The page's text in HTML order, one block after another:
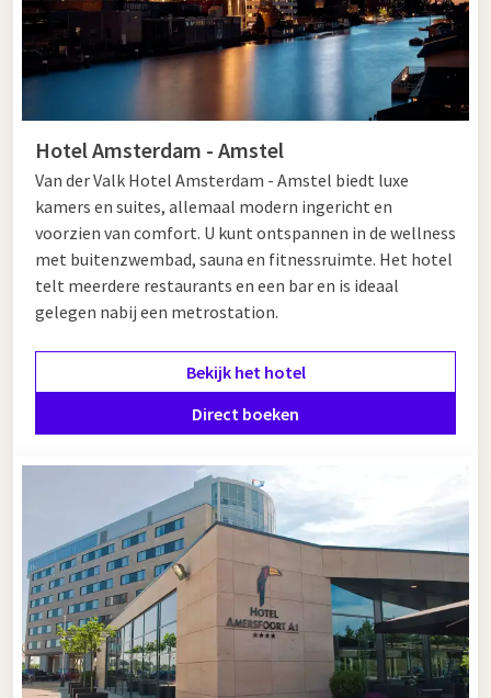
Hotel Amsterdam - Amstel
Van der Valk Hotel Amsterdam - Amstel biedt luxe
kamers en suites, allemaal modern ingericht en
voorzien van comfort. U kunt ontspannen in de wellness
met buitenzwembad, sauna en fitnessruimte. Het hotel
telt meerdere restaurants en een bar en is ideaal
gelegen nabij een metrostation.
Bekijk het hotel
Direct boeken